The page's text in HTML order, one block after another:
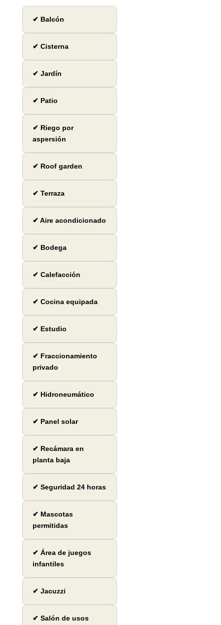
✔ Balcón
✔ Cisterna
✔ Jardín
✔ Patio
✔ Riego por
aspersión
✔ Roof garden
✔ Terraza
✔ Aire acondicionado
✔ Bodega
✔ Calefacción
✔ Cocina equipada
✔ Estudio
✔ Fraccionamiento
privado
✔ Hidroneumático
✔ Panel solar
✔ Recámara en
planta baja
✔ Seguridad 24 horas
✔ Mascotas
permitidas
✔ Área de juegos
infantiles
✔ Jacuzzi
✔ Salón de usos